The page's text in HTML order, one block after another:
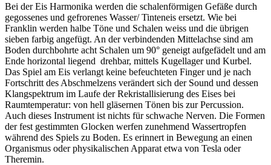
Bei der Eis Harmonika werden die schalenförmigen Gefäße durch
gegossenes und gefrorenes Wasser/ Tinteneis ersetzt. Wie bei
Franklin werden halbe Töne und Schalen weiss und die übrigen
sieben farbig angefügt. An der verbindenden Mittelachse sind am
Boden durchbohrte acht Schalen um 90° geneigt aufgefädelt und am
Ende horizontal liegend drehbar, mittels Kugellager und Kurbel.
Das Spiel am Eis verlangt keine befeuchteten Finger und je nach
Fortschritt des Abschmelzens verändert sich der Sound und dessen
Klangspektrum im Laufe der Rekristallisierung des Eises bei
Raumtemperatur: von hell gläsernen Tönen bis zur Percussion.
Auch dieses Instrument ist nichts für schwache Nerven. Die Formen
der fest gestimmten Glocken werfen zunehmend Wassertropfen
während des Spiels zu Boden. Es erinnert in Bewegung an einen
Organismus oder physikalischen Apparat etwa von Tesla oder
Theremin.